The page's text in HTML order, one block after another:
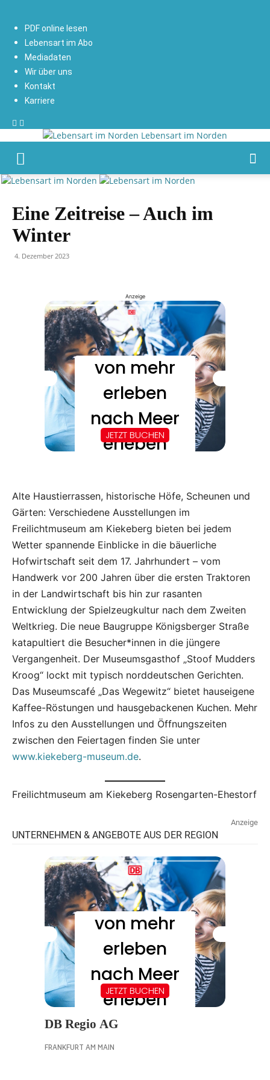
PDF online lesen
Lebensart im Abo
Mediadaten
Wir über uns
Kontakt
Karriere
Lebensart im Norden
Eine Zeitreise – Auch im
Winter
4. Dezember 2023
Anzeige
Alte Haustierrassen, historische Höfe, Scheunen und
Gärten: Verschiedene Ausstellungen im
Freilichtmuseum am Kiekeberg bieten bei jedem
Wetter spannende Einblicke in die bäuerliche
Hofwirtschaft seit dem 17. Jahrhundert – vom
Handwerk vor 200 Jahren über die ersten Traktoren
in der Landwirtschaft bis hin zur rasanten
Entwicklung der Spielzeugkultur nach dem Zweiten
Weltkrieg. Die neue Baugruppe Königsberger Straße
katapultiert die Besucher*innen in die jüngere
Vergangenheit. Der Museumsgasthof „Stoof Mudders
Kroog“ lockt mit typisch norddeutschen Gerichten.
Das Museumscafé „Das Wegewitz“ bietet hauseigene
Kaffee-Röstungen und hausgebackenen Kuchen. Mehr
Infos zu den Ausstellungen und Öffnungszeiten
zwischen den Feiertagen finden Sie unter
www.kiekeberg-museum.de.
Freilichtmuseum am Kiekeberg Rosengarten-Ehestorf